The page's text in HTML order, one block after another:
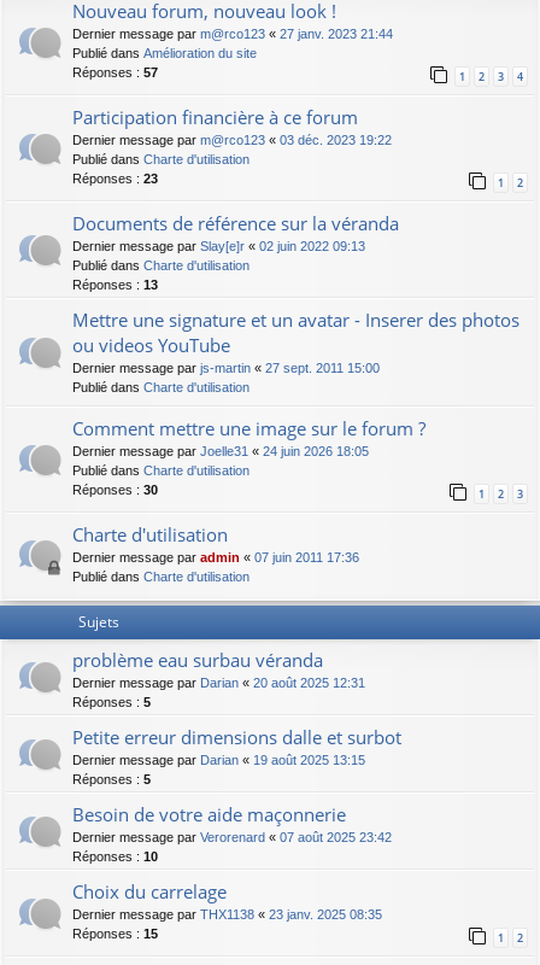
Nouveau forum, nouveau look !
Dernier message par m@rco123 « 27 janv. 2023 21:44
Publié dans Amélioration du site
Réponses : 57 1 2 3 4
Participation financière à ce forum
Dernier message par m@rco123 « 03 déc. 2023 19:22
Publié dans Charte d'utilisation
Réponses : 23 1 2
Documents de référence sur la véranda
Dernier message par Slay[e]r « 02 juin 2022 09:13
Publié dans Charte d'utilisation
Réponses : 13
Mettre une signature et un avatar - Inserer des photos
ou videos YouTube
Dernier message par js-martin « 27 sept. 2011 15:00
Publié dans Charte d'utilisation
Comment mettre une image sur le forum ?
Dernier message par Joelle31 « 24 juin 2026 18:05
Publié dans Charte d'utilisation
Réponses : 30 1 2 3
Charte d'utilisation
Dernier message par admin « 07 juin 2011 17:36
Publié dans Charte d'utilisation
Sujets
problème eau surbau véranda
Dernier message par Darian « 20 août 2025 12:31
Réponses : 5
Petite erreur dimensions dalle et surbot
Dernier message par Darian « 19 août 2025 13:15
Réponses : 5
Besoin de votre aide maçonnerie
Dernier message par Verorenard « 07 août 2025 23:42
Réponses : 10
Choix du carrelage
Dernier message par THX1138 « 23 janv. 2025 08:35
Réponses : 15 1 2